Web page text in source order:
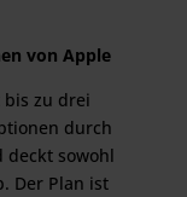
von Apple
bis zu drei
durch
deckt sowohl
Der Plan ist